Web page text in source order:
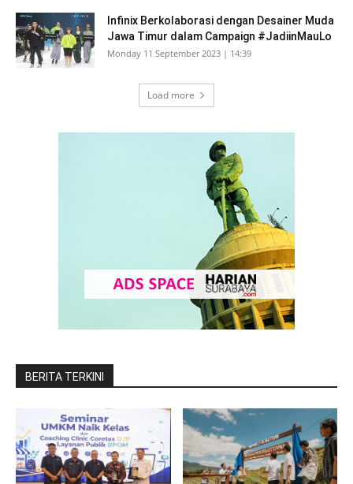
Infinix Berkolaborasi dengan Desainer Muda
Jawa Timur dalam Campaign #JadiinMauLo
Monday 11 September 2023 | 14:39
Load more
BERITA TERKINI